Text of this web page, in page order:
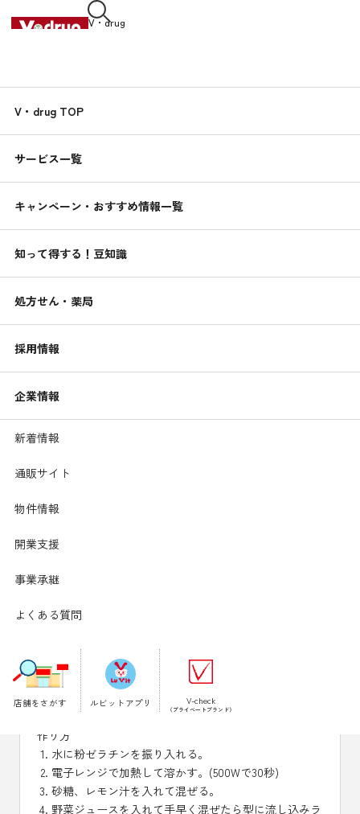
V・drug
V・drug TOP
サービス一覧
キャンペーン・おすすめ情報一覧
知って得する！豆知識
処方せん・薬局
採用情報
企業情報
新着情報
通販サイト
物件情報
開業支援
事業承継
よくある質問
店舗をさがす ルビットアプリ V-check
（プライベートブランド）
くすりんの豆知識
簡単！健康レシピ
【材料】1人分
水････････････････････････
レモン汁･･････････････････
砂糖･･････････････････････
野菜ジュース･･････････････
白桃（缶詰）･･････････････
作り方
水に粉ゼラチンを振り入れる。
電子レンジで加熱して溶かす。(500Wで30秒)
砂糖、レモン汁を入れて混ぜる。
野菜ジュースを入れて手早く混ぜたら型に流し込みラ